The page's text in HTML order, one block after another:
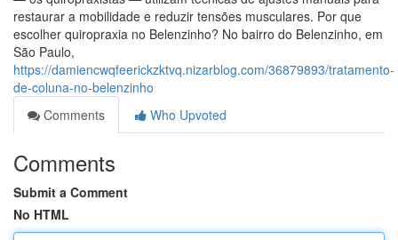
restaurar a mobilidade e reduzir tensões musculares. Por que
escolher quiropraxia no Belenzinho? No bairro do Belenzinho, em
São Paulo,
https://damiencwqfeerickzktvq.nizarblog.com/36879893/tratamento-
de-coluna-no-belenzinho
Comments
Who Upvoted
Comments
Submit a Comment
No HTML